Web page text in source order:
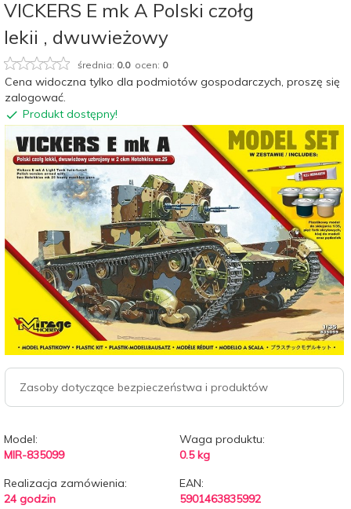
VICKERS E mk A Polski czołg
lekii , dwuwieżowy
średnia: 0.0ocen: 0
Cena widoczna tylko dla podmiotów gospodarczych, proszę się
zalogować.
Produkt dostępny!
Zasoby dotyczące bezpieczeństwa i produktów
Model:
MIR-835099
Waga produktu:
0.5 kg
Realizacja zamówienia:
24 godzin
EAN:
5901463835992